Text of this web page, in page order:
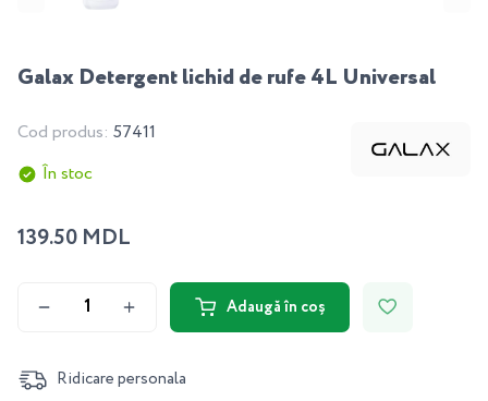
Galax Detergent lichid de rufe 4L Universal
Cod produs: 57411
În stoc
139.50 MDL
Adaugă în coș
Ridicare personala